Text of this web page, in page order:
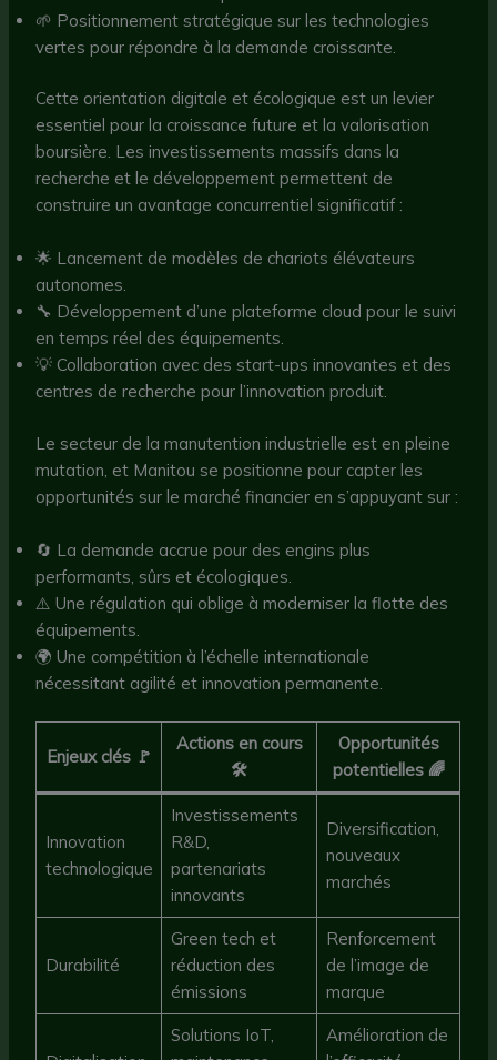
🌱 Positionnement stratégique sur les technologies
vertes pour répondre à la demande croissante.
Cette orientation digitale et écologique est un levier
essentiel pour la croissance future et la valorisation
boursière. Les investissements massifs dans la
recherche et le développement permettent de
construire un avantage concurrentiel significatif :
🌟 Lancement de modèles de chariots élévateurs
autonomes.
🔧 Développement d’une plateforme cloud pour le suivi
en temps réel des équipements.
💡 Collaboration avec des start-ups innovantes et des
centres de recherche pour l’innovation produit.
Le secteur de la manutention industrielle est en pleine
mutation, et Manitou se positionne pour capter les
opportunités sur le marché financier en s’appuyant sur :
🔄 La demande accrue pour des engins plus
performants, sûrs et écologiques.
⚠️ Une régulation qui oblige à moderniser la flotte des
équipements.
🌍 Une compétition à l’échelle internationale
nécessitant agilité et innovation permanente.
Enjeux clés 🚩
Actions en cours
🛠️
Opportunités
potentielles 🌈
Innovation
technologique
Investissements
R&D,
partenariats
innovants
Diversification,
nouveaux
marchés
Durabilité
Green tech et
réduction des
émissions
Renforcement
de l’image de
marque
Solutions IoT,
Amélioration de